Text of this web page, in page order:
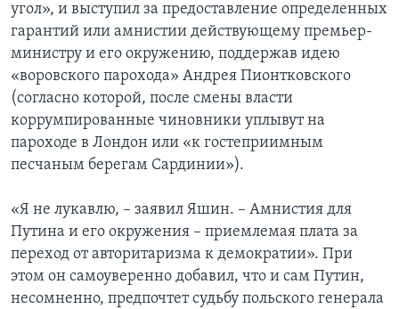
угол», и выступил за предоставление определенных
гарантий или амнистии действующему премьер-
министру и его окружению, поддержав идею
«воровского парохода» Андрея Пионтковского
(согласно которой, после смены власти
коррумпированные чиновники уплывут на
пароходе в Лондон или «к гостеприимным
песчаным берегам Сардинии»).
«Я не лукавлю, – заявил Яшин. – Амнистия для
Путина и его окружения – приемлемая плата за
переход от авторитаризма к демократии». При
этом он самоуверенно добавил, что и сам Путин,
несомненно, предпочтет судьбу польского генерала